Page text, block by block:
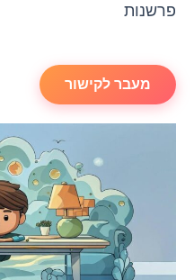
פרשנות
מעבר לקישור